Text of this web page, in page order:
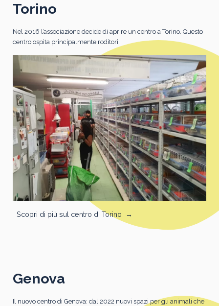
Torino
Nel 2016 l’associazione decide di aprire un centro a Torino. Questo
centro ospita principalmente roditori.
Scopri di più sul centro di Torino →
Genova
Il nuovo centro di Genova: dal 2022 nuovi spazi per gli animali che